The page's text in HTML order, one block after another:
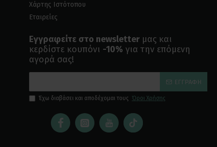
Χάρτης Ιστότοπου
Εταιρείες
Εγγραφείτε στο newsletter μας και
κερδίστε κουπόνι -10% για την επόμενη
αγορά σας!
ΕΓΓΡΑΦΉ
Έχω διαβάσει και αποδέχομαι τους Όροι Χρήσης